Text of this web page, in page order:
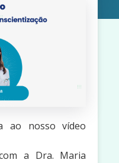
ao nosso vídeo
a Dra. Maria